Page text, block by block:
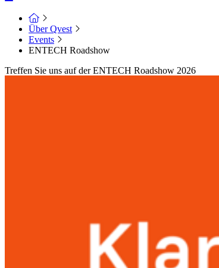
Über Qvest
Events
ENTECH Roadshow
Treffen Sie uns auf der ENTECH Roadshow 2026